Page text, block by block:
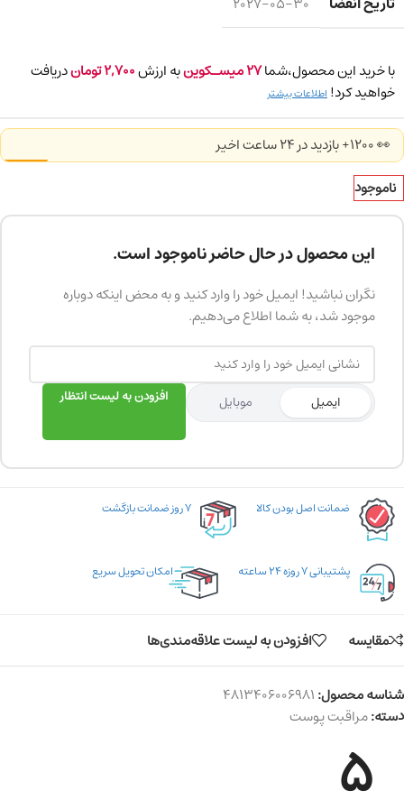
با خرید این محصول،شما27میسـکوینبه ارزش2,700توماندریافت
خواهید کرد! اطلاعات بیشتر
👀 1200+ بازدید در ۲۴ ساعت اخیر
ناموجود
این محصول در حال حاضر ناموجود است.
نگران نباشید! ایمیل خود را وارد کنید و به محض اینکه دوباره
موجود شد، به شما اطلاع می‌دهیم.
ایمیل موبایل افزودن به لیست انتظار
ضمانت اصل بودن کالا ۷ روز ضمانت بازگشت
پشتیبانی ۷ روزه ۲۴ ساعته امکان تحویل سریع
مقایسه افزودن به لیست علاقه‌مندی‌ها
شناسه محصول:4813406006981
دسته:مراقبت پوست
5